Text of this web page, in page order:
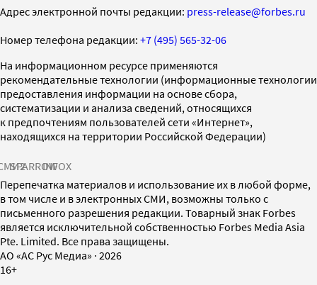
Адрес электронной почты редакции: press-release@forbes.ru
Номер телефона редакции: +7 (495) 565-32-06
На информационном ресурсе применяются
рекомендательные технологии (информационные технологии
предоставления информации на основе сбора,
систематизации и анализа сведений, относящихся
к предпочтениям пользователей сети «Интернет»,
находящихся на территории Российской Федерации)
SPARROWINFOX
Перепечатка материалов и использование их в любой форме,
в том числе и в электронных СМИ, возможны только с
письменного разрешения редакции. Товарный знак Forbes
является исключительной собственностью Forbes Media Asia
Pte. Limited. Все права защищены.
AO «АС Рус Медиа» · 2026
16+